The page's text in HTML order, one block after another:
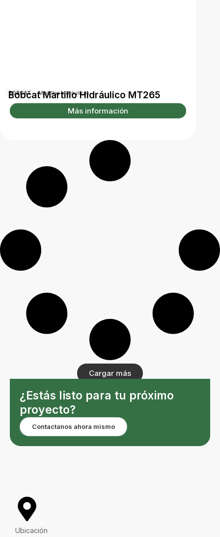
BOBCAT Martillos hidráulicos
Bobcat Martillo Hidráulico MT265
Más información
Cargar más
¿Estás listo para tu próximo
proyecto?
Contactanos ahora mismo
Ubicación